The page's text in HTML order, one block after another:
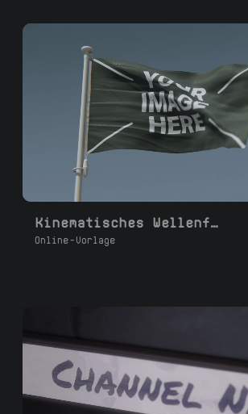
Kinematisches Wellenflaggen-Kurzloop
Online-Vorlage